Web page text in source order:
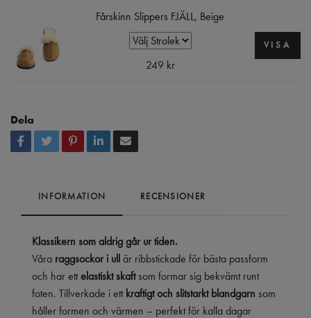
Fårskinn Slippers FJÄLL, Beige
249 kr
VISA
Dela
INFORMATION RECENSIONER
Klassikern som aldrig går ur tiden.
Våra raggsockor i ullär ribbstickade för bästa passform
och har ettelastiskt skaftsom formar sig bekvämt runt
foten. Tillverkade i ettkraftigt och slitstarkt blandgarn som
håller formen och värmen – perfekt för kalla dagar